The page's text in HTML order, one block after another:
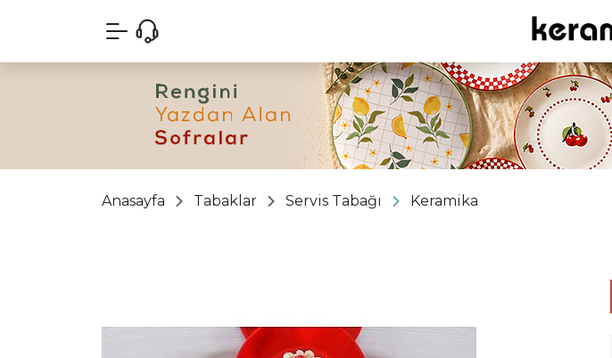
Anasayfa Tabaklar Servis Tabağı Keramika